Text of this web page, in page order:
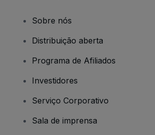
Sobre nós
Distribuição aberta
Programa de Afiliados
Investidores
Serviço Corporativo
Sala de imprensa